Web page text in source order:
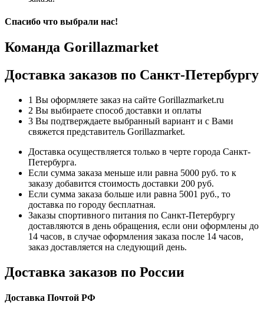
Спасибо что выбрали нас!
Команда Gorillazmarket
Доставка заказов по Санкт-Петербургу
1 Вы оформляете заказ на сайте Gorillazmarket.ru
2 Вы выбираете способ доставки и оплаты
3 Вы подтверждаете выбранный вариант и с Вами
свяжется представитель Gorillazmarket.
Доставка осуществляется только в черте города Санкт-
Петербурга.
Если сумма заказа меньше или равна 5000 руб. то к
заказу добавится стоимость доставки 200 руб.
Если сумма заказа больше или равна 5001 руб., то
доставка по городу бесплатная.
Заказы спортивного питания по Санкт-Петербургу
доставляются в день обращения, если они оформлены до
14 часов, в случае оформления заказа после 14 часов,
заказ доставляется на следующий день.
Доставка заказов по России
Доставка Почтой РФ